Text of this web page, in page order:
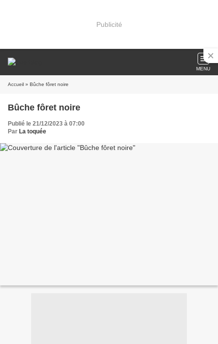
Publicité
MENU
Accueil » Bûche fôret noire
Bûche fôret noire
Publié le 21/12/2023 à 07:00
Par La toquée